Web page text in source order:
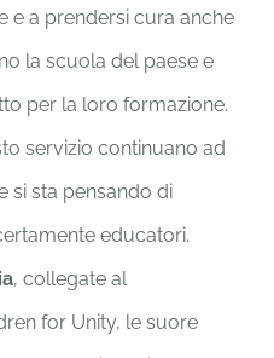
e a prendersi cura anche
la scuola del paese e
per la loro formazione.
servizio continuano ad
si sta pensando di
educatori.
, collegate al
for Unity, le suore